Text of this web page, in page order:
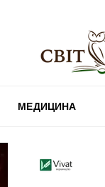
МЕДИЦИНА